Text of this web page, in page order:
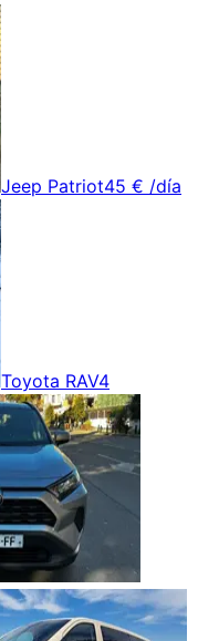
Jeep Patriot45 € /día
Toyota RAV4